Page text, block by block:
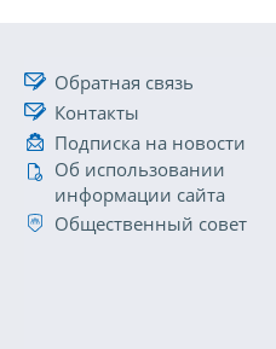
Обратная связь
Контакты
Подписка на новости
Об использовании
информации сайта
Общественный совет